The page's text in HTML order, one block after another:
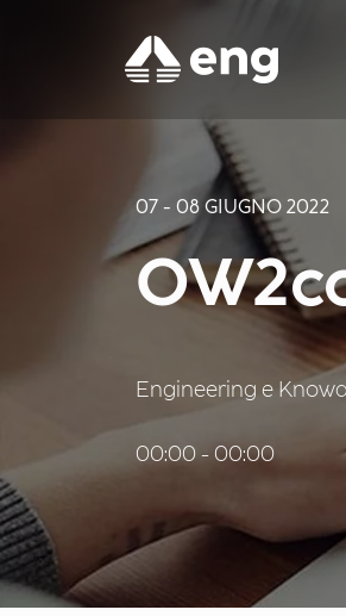
07 - 08 GIUGNO 2022
Engineering e
00:00 - 00:00